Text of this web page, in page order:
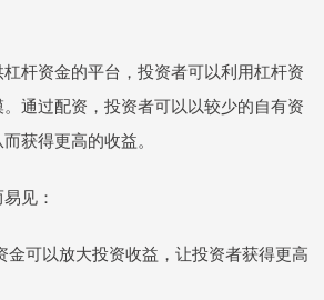
杆资金的平台，投资者可以利用杠杆资
通过配资，投资者可以以较少的自有资
获得更高的收益。
见：
金可以放大投资收益，让投资者获得更高